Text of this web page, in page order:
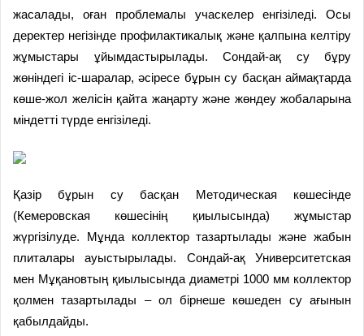
жасалады, оған проблемалы учаскелер енгізіледі. Осы
деректер негізінде профилактикалық және қалпына келтіру
жұмыстары ұйымдастырылады. Сондай-ақ су бұру
жөніндегі іс-шаралар, әсіресе бұрын су басқан аймақтарда
көше-жол желісін қайта жаңарту және жөндеу жобаларына
міндетті түрде енгізіледі.
Қазір бұрын су басқан Методическая көшесінде
(Кемеровская көшесінің қиылысында) жұмыстар
жүргізілуде. Мұнда коллектор тазартылады және жабын
плиталары ауыстырылады. Сондай-ақ Университетская
мен Мұқановтың қиылысында диаметрі 1000 мм коллектор
қолмен тазартылады – ол бірнеше көшеден су ағынын
қабылдайды.